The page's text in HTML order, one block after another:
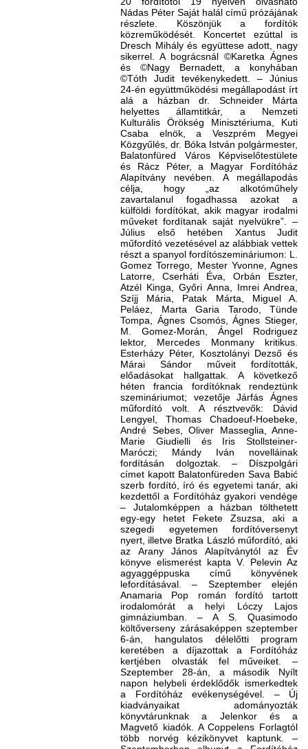
Nádas Péter Saját halál című prózájának
részlete. Köszönjük a fordítók
közreműködését. Koncertet ezúttal is
Dresch Mihály és együttese adott, nagy
sikerrel. A bográcsnál ©Karetka Ágnes
és ©Nagy Bernadett, a konyhában
©Tóth Judit tevékenykedett. – Június
24-én együttműködési megállapodást írt
alá a házban dr. Schneider Márta
helyettes államtitkár, a Nemzeti
Kulturális Örökség Minisztériuma, Kuti
Csaba elnök, a Veszprém Megyei
Közgyűlés, dr. Bóka István polgármester,
Balatonfüred Város Képviselőtestülete
és Rácz Péter, a Magyar Fordítóház
Alapítvány nevében. A megállapodás
célja, hogy „az alkotóműhely
zavartalanul fogadhassa azokat a
külföldi fordítókat, akik magyar irodalmi
műveket fordítanak saját nyelvükre”. –
Július első hetében Xantus Judit
műfordító vezetésével az alábbiak vettek
részt a spanyol fordítószemináriumon: L.
Gomez Torrego, Mester Yvonne, Agnes
Latorre, Cserháti Éva, Orbán Eszter,
Atzél Kinga, Győri Anna, Imrei Andrea,
Szíjj Mária, Patak Márta, Miguel A.
Peláez, Marta Garia Tarodo, Tünde
Tompa, Ágnes Csomós, Ágnes Stieger,
M. Gomez-Morán, Ángel Rodriguez
lektor, Mercedes Monmany kritikus.
Esterházy Péter, Kosztolányi Dezső és
Márai Sándor műveit fordították,
előadásokat hallgattak. A következő
héten francia fordítóknak rendeztünk
szemináriumot; vezetője Járfás Ágnes
műfordító volt. A résztvevők: Dávid
Lengyel, Thomas Chadoeuf-Hoebeke,
André Sebes, Oliver Masseglia, Anne-
Marie Giudielli és Iris Stollsteiner-
Maróczi; Mándy Iván novelláinak
fordításán dolgoztak. – Díszpolgári
címet kapott Balatonfüreden Sava Babić
szerb fordító, író és egyetemi tanár, aki
kezdettől a Fordítóház gyakori vendége
– Jutalomképpen a házban tölthetett
egy-egy hetet Fekete Zsuzsa, aki a
szegedi egyetemen fordítóversenyt
nyert, illetve Bratka László műfordító, aki
az Arany János Alapítványtól az Év
könyve elismerést kapta V. Pelevin Az
agyaggéppuska című könyvének
lefordításával. – Szeptember elején
Anamaria Pop román fordító tartott
irodalomórát a helyi Lóczy Lajos
gimnáziumban. – A S. Quasimodo
költőverseny zárásaképpen szeptember
6-án, hangulatos délelőtti program
keretében a díjazottak a Fordítóház
kertjében olvasták fel műveiket. –
Szeptember 28-án, a második Nyílt
napon helybeli érdeklődők ismerkedtek
a Fordítóház evékenységével. – Új
kiadványaikat adományozták
könyvtárunknak a Jelenkor és a
Magvető kiadók. A Coppelens Forlagtól
több norvég kézikönyvet kaptunk. –